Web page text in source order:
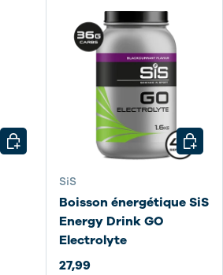
CHOISIR LES OPTIONS
SiS
Boisson énergétique SiS
Energy Drink GO
Electrolyte
27,99